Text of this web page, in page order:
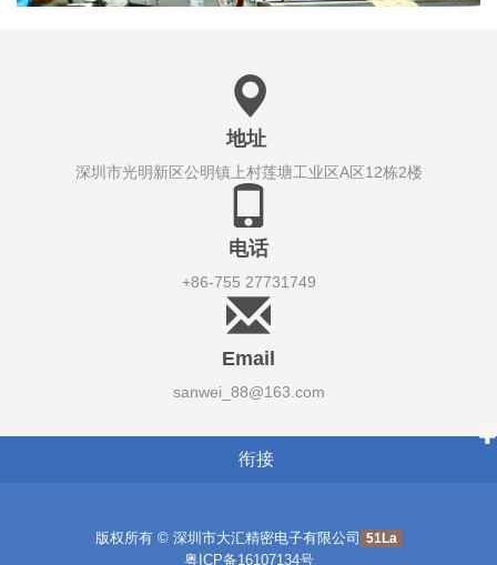
地址
深圳市光明新区公明镇上村莲塘工业区A区12栋2楼
电话
+86-755 27731749
Email
sanwei_88@163.com
衔接
版权所有 © 深圳市大汇精密电子有限公司 51La
粤ICP备16107134号